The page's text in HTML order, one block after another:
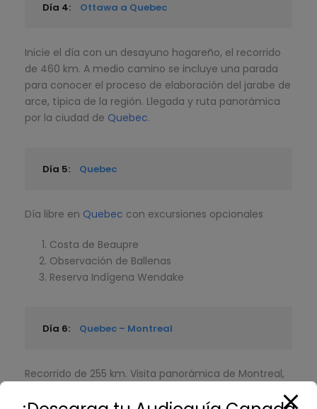
Día 4: Ottawa a Quebec
Inicie el día con un desayuno hogareño, el recorrido
de 460 km. A medio camino se incluye una parada
para conocer el proceso de elaboración del jarabe de
arce, típica de la región. Llegada y ruta panorámica
por la ciudad de Quebec.
Día 5: Quebec
Día libre en Quebec con excursiones opcionales
Costa de Beaupre
Observación de Ballenas
Reserva Indígena Wendake
Día 6: Quebec – Montreal
Recorrido de 255 km. Visita panorámica de Montreal,